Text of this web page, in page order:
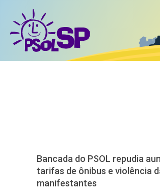
Bancada do PSOL repudia
tarifas de ônibus e violência
manifestantes